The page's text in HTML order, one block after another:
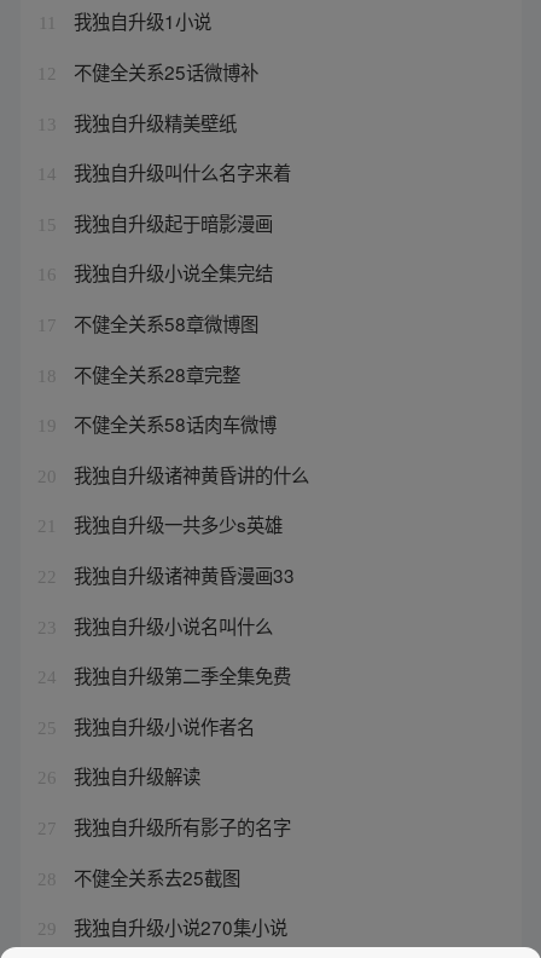
我独自升级1小说
12 不健全关系25话微博补
13 我独自升级精美壁纸
14 我独自升级叫什么名字来着
15 我独自升级起于暗影漫画
16 我独自升级小说全集完结
17 不健全关系58章微博图
18 不健全关系28章完整
19 不健全关系58话肉车微博
20 我独自升级诸神黄昏讲的什么
21 我独自升级一共多少s英雄
22 我独自升级诸神黄昏漫画33
23 我独自升级小说名叫什么
24 我独自升级第二季全集免费
25 我独自升级小说作者名
26 我独自升级解读
27 我独自升级所有影子的名字
28 不健全关系去25截图
29 我独自升级小说270集小说